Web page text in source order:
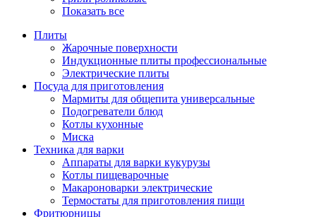
Показать все
Плиты
Жарочные поверхности
Индукционные плиты профессиональные
Электрические плиты
Посуда для приготовления
Мармиты для общепита универсальные
Подогреватели блюд
Котлы кухонные
Миска
Техника для варки
Аппараты для варки кукурузы
Котлы пищеварочные
Макароноварки электрические
Термостаты для приготовления пищи
Фритюрницы